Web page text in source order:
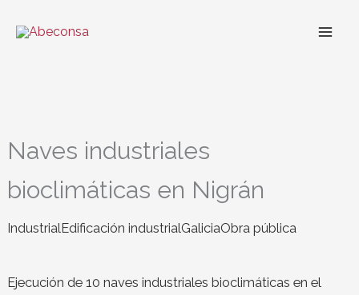
Naves industriales
bioclimáticas en Nigrán
IndustrialEdificación industrialGaliciaObra pública
Ejecución de 10 naves industriales bioclimáticas en el